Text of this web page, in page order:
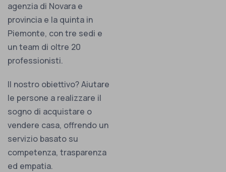
agenzia di Novara e
provincia e la quinta in
Piemonte, con tre sedi e
un team di oltre 20
professionisti.
Il nostro obiettivo? Aiutare
le persone a realizzare il
sogno di acquistare o
vendere casa, offrendo un
servizio basato su
competenza, trasparenza
ed empatia.